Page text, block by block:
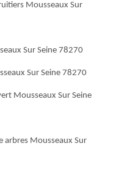
Mousseaux Sur
Sur Seine 78270
Sur Seine 78270
Mousseaux Sur Seine
arbres Mousseaux Sur